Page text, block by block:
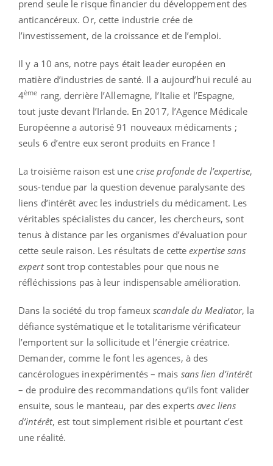
prend seule le risque financier du développement des
anticancéreux. Or, cette industrie crée de
l’investissement, de la croissance et de l’emploi.
Il y a 10 ans, notre pays était leader européen en
matière d’industries de santé. Il a aujourd’hui reculé au
4ème rang, derrière l’Allemagne, l’Italie et l’Espagne,
tout juste devant l’Irlande. En 2017, l’Agence Médicale
Européenne a autorisé 91 nouveaux médicaments ;
seuls 6 d’entre eux seront produits en France !
La troisième raison est une crise profonde de l’expertise,
sous-tendue par la question devenue paralysante des
liens d’intérêt avec les industriels du médicament. Les
véritables spécialistes du cancer, les chercheurs, sont
tenus à distance par les organismes d’évaluation pour
cette seule raison. Les résultats de cetteexpertise sans
expert sont trop contestables pour que nous ne
réfléchissions pas à leur indispensable amélioration.
Dans la société du trop fameuxscandale du Mediator, la
défiance systématique et le totalitarisme vérificateur
l’emportent sur la sollicitude et l’énergie créatrice.
Demander, comme le font les agences, à des
cancérologues inexpérimentés – mais sans lien d’intérêt
– de produire des recommandations qu’ils font valider
ensuite, sous le manteau, par des expertsavec liens
d’intérêt, est tout simplement risible et pourtant c’est
une réalité.